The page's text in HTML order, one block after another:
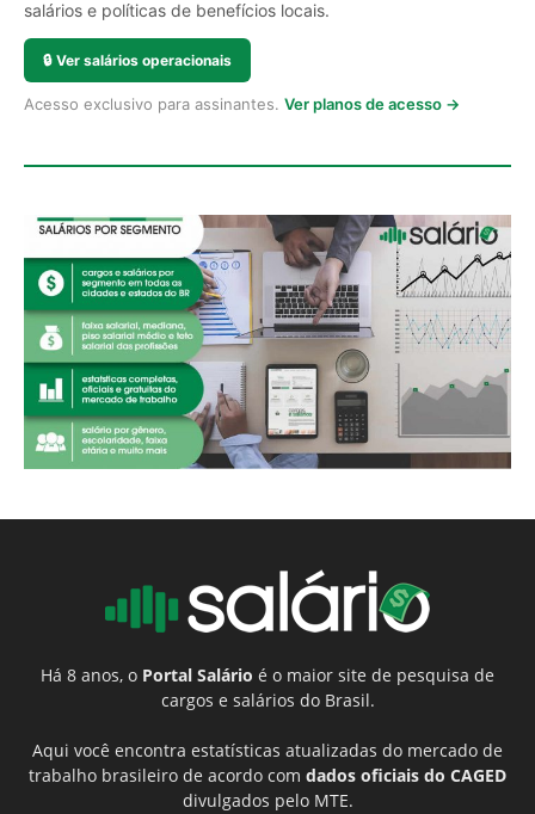
salários e políticas de benefícios locais.
🔒 Ver salários operacionais
Acesso exclusivo para assinantes. Ver planos de acesso →
Há 8 anos, o Portal Salário é o maior site de pesquisa de
cargos e salários do Brasil.
Aqui você encontra estatísticas atualizadas do mercado de
trabalho brasileiro de acordo com dados oficiais do CAGED
divulgados pelo MTE.